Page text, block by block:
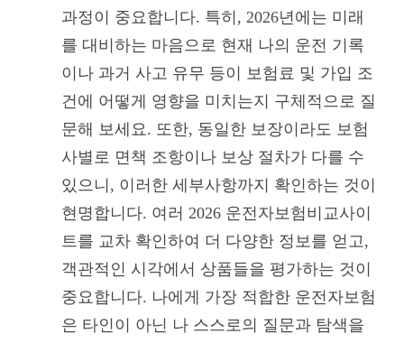
과정이 중요합니다. 특히, 2026년에는 미래
를 대비하는 마음으로 현재 나의 운전 기록
이나 과거 사고 유무 등이 보험료 및 가입 조
건에 어떻게 영향을 미치는지 구체적으로 질
문해 보세요. 또한, 동일한 보장이라도 보험
사별로 면책 조항이나 보상 절차가 다를 수
있으니, 이러한 세부사항까지 확인하는 것이
현명합니다. 여러 2026 운전자보험비교사이
트를 교차 확인하여 더 다양한 정보를 얻고,
객관적인 시각에서 상품들을 평가하는 것이
중요합니다. 나에게 가장 적합한 운전자보험
은 타인이 아닌 나 스스로의 질문과 탐색을